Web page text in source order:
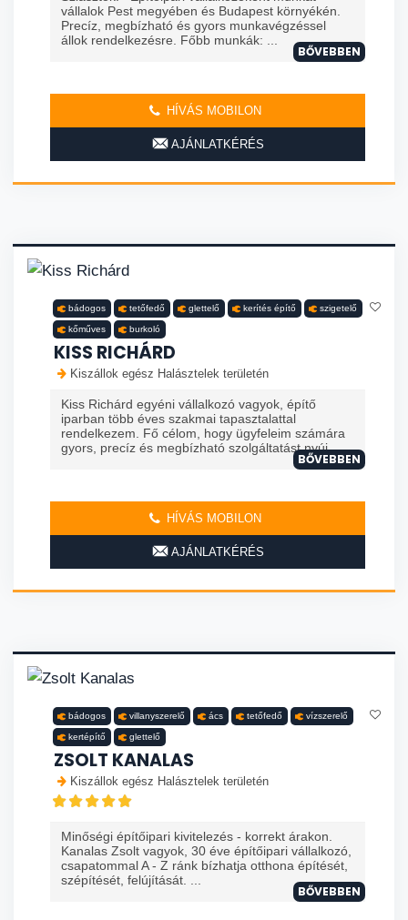
vállalok Pest megyében és Budapest környékén.
Precíz, megbízható és gyors munkavégzéssel
állok rendelkezésre. Főbb munkák: ...
BŐVEBBEN
HÍVÁS MOBILON
AJÁNLATKÉRÉS
bádogos tetőfedő glettelő kerítés építő szigetelő
kőműves burkoló
KISS RICHÁRD
Kiszállok egész Halásztelek területén
Kiss Richárd egyéni vállalkozó vagyok, építő
iparban több éves szakmai tapasztalattal
rendelkezem. Fő célom, hogy ügyfeleim számára
gyors, precíz és megbízható szolgáltatást nyúj...
BŐVEBBEN
HÍVÁS MOBILON
AJÁNLATKÉRÉS
bádogos villanyszerelő ács tetőfedő vízszerelő
kertépítő glettelő
ZSOLT KANALAS
Kiszállok egész Halásztelek területén
Minőségi építőipari kivitelezés - korrekt árakon.
Kanalas Zsolt vagyok, 30 éve építőipari vállalkozó,
csapatommal A - Z ránk bízhatja otthona építését,
szépítését, felújítását. ...
BŐVEBBEN